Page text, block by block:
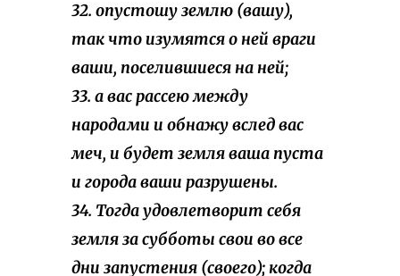
32. опустошу землю (вашу),
так что изумятся о ней враги
ваши, поселившиеся на ней;
33. а вас рассею между
народами и обнажу вслед вас
меч, и будет земля ваша пуста
и города ваши разрушены.
34. Тогда удовлетворит себя
земля за субботы свои во все
дни запустения (своего); когда